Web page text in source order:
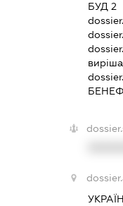
БУД 2